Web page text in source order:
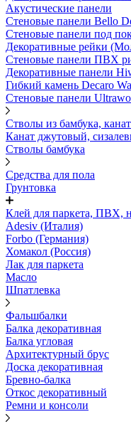
Акустические панели
Стеновые панели Bello
Стеновые панели под
Декоративные рейки
Стеновые панели ПВХ
Декоративные панели
Гибкий камень Decaro
Стеновые панели
Стволы из бамбука,
Канат джутовый,
Стволы бамбука
Средства для пола
Грунтовка
Клей для паркета, ПВХ,
Adesiv (Италия)
Forbo (Германия)
Хомакол (Россия)
Лак для паркета
Масло
Шпатлевка
Фальшбалки
Балка декоративная
Балка угловая
Архитектурный брус
Доска декоративная
Бревно-балка
Откос декоративный
Ремни и консоли